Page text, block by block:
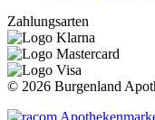
Zahlungsarten
© 2026 Burgenland